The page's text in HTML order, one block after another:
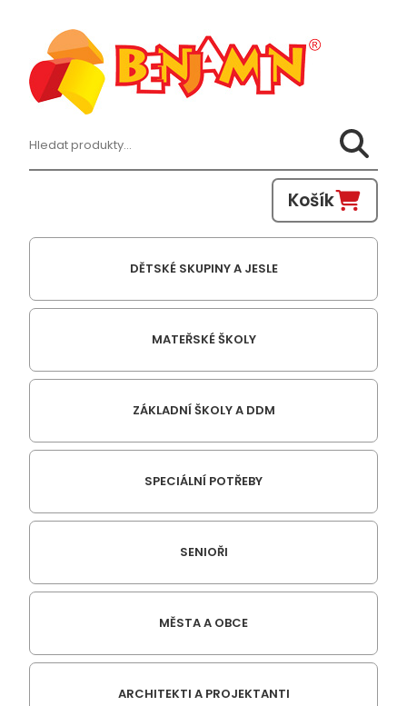
Hledat:
Košík
DĚTSKÉ SKUPINY A JESLE
MATEŘSKÉ ŠKOLY
ZÁKLADNÍ ŠKOLY A DDM
SPECIÁLNÍ POTŘEBY
SENIOŘI
MĚSTA A OBCE
ARCHITEKTI A PROJEKTANTI